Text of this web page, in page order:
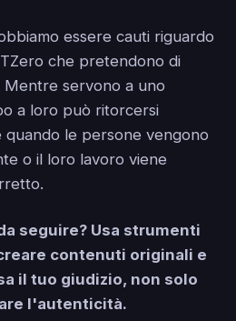
essere cauti riguardo
che pretendono di
servono a uno
a loro può ritorcersi
le persone vengono
o il loro lavoro viene
seguire? Usa strumenti
contenuti originali e
il tuo giudizio, non solo
l'autenticità.